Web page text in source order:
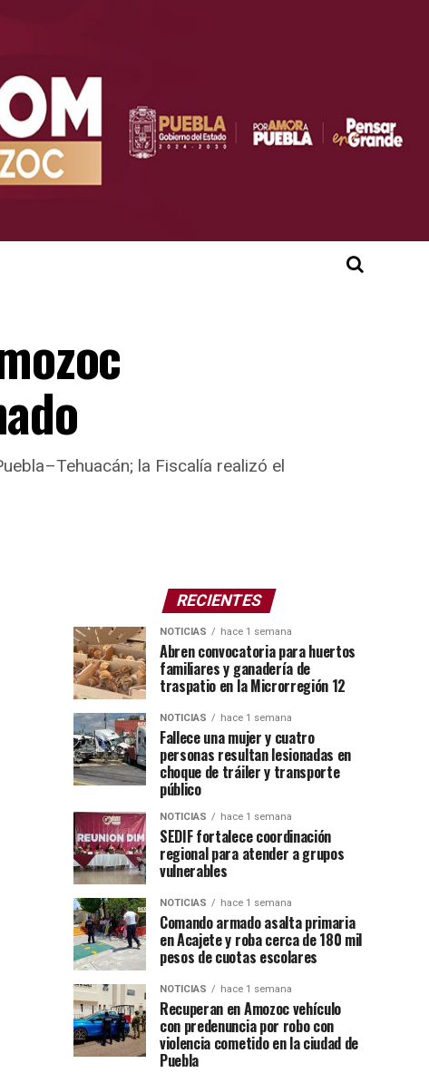
la Fiscalía realizó el
RECIENTES
NOTICIAS hace 1 semana
Abren convocatoria para huertos
familiares y ganadería de
traspatio en la Microrregión 12
NOTICIAS hace 1 semana
Fallece una mujer y cuatro
personas resultan lesionadas en
choque de tráiler y transporte
público
NOTICIAS hace 1 semana
SEDIF fortalece coordinación
regional para atender a grupos
vulnerables
NOTICIAS hace 1 semana
Comando armado asalta primaria
en Acajete y roba cerca de 180 mil
pesos de cuotas escolares
NOTICIAS hace 1 semana
Recuperan en Amozoc vehículo
con predenuncia por robo con
violencia cometido en la ciudad de
Puebla